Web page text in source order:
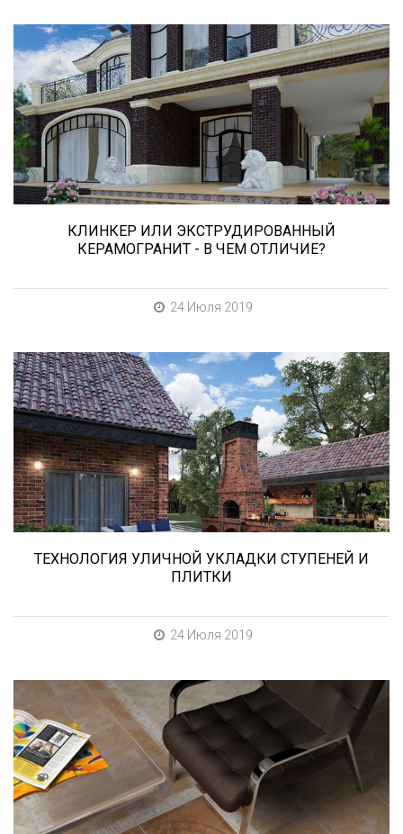
Сегодня «клинкером» называют все подряд...
и напольную плитку и ступени (фронтальные,
угловые) для облицовки крыльца, фасадную
плитку и другие материалы преимущественно
для экстерьерной отделки домов, зон
мангала, барбекю, лестниц и...
КЛИНКЕР ИЛИ ЭКСТРУДИРОВАННЫЙ
КЕРАМОГРАНИТ - В ЧЕМ ОТЛИЧИЕ?
24 Июля 2019
В этой статье мы расскажем о том, что
нужно учесть при выборе и укладке уличных
облицовочных материалов (ступени и плитка).
ТЕХНОЛОГИЯ УЛИЧНОЙ УКЛАДКИ СТУПЕНЕЙ И
ПЛИТКИ
24 Июля 2019
При выборе любой плитки важно важны не
только цвет и размер, но и ее
износостойкость. Как же определить
износостойкость керамической плитки и
керамогранита? Сейчас расскажем.